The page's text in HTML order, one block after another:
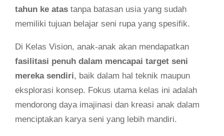
tahun ke atas tanpa batasan usia yang sudah
memiliki tujuan belajar seni rupa yang spesifik.
Di Kelas Vision, anak-anak akan mendapatkan
fasilitasi penuh dalam mencapai target seni
mereka sendiri, baik dalam hal teknik maupun
eksplorasi konsep. Fokus utama kelas ini adalah
mendorong daya imajinasi dan kreasi anak dalam
menciptakan karya seni yang lebih mandiri.